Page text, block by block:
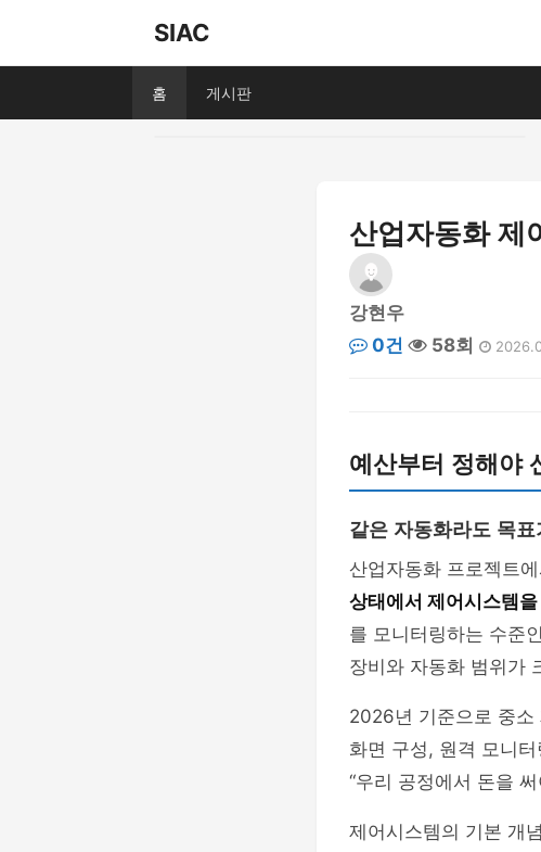
SIAC
홈 게시판
산업자동화 제
강현우
0건
58회
예산부터 정해야
같은 자동화라도 목
산업자동화 프로젝트
상태에서 제어시스템
를 모니터링하는 수준
장비와 자동화 범위가
2026년 기준으로 중소
화면 구성, 원격 모니
“우리 공정에서 돈을
제어시스템의 기본 개